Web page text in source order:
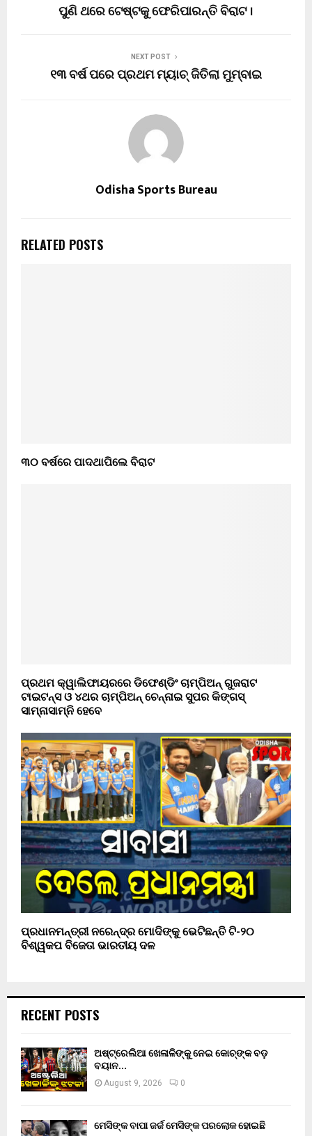
ପୁଣି ଥରେ ଟେଷ୍ଟକୁ ଫେରିପାରନ୍ତି ବିରାଟ ।
NEXT POST
୧୩ ବର୍ଷ ପରେ ପ୍ରଥମ ମ୍ୟାଚ୍ ଜିତିଲା ମୁମ୍ବାଇ
Odisha Sports Bureau
RELATED POSTS
୩୦ ବର୍ଷରେ ପାଦଥାପିଲେ ବିରାଟ
ପ୍ରଥମ କ୍ୱାଲିଫାୟରରେ ଡିଫେଣ୍ଡିଂ ଚାମ୍ପିଅନ୍ ଗୁଜରାଟ
ଟାଇଟନ୍ସ ଓ ୪ଥର ଚାମ୍ପିଅନ୍ ଚେନ୍ନାଇ ସୁପର କିଙ୍ଗସ୍
ସାମ୍ନାସାମ୍ନି ହେବେ
ପ୍ରଧାନମନ୍ତ୍ରୀ ନରେନ୍ଦ୍ର ମୋଦିଙ୍କୁ ଭେଟିଛନ୍ତି ଟି-୨୦
ବିଶ୍ୱକପ ବିଜେତା ଭାରତୀୟ ଦଳ
RECENT POSTS
ଅଷ୍ଟ୍ରେଲିଆ ଖେଳାଳିଙ୍କୁ ନେଇ କୋଚ୍‌ଙ୍କ ବଡ଼
ବୟାନ…
August 9, 2026 0
ମେସିଙ୍କ ବାପା ଜର୍ଜ ମେସିଙ୍କ ପରଲୋକ ହୋଇଛି